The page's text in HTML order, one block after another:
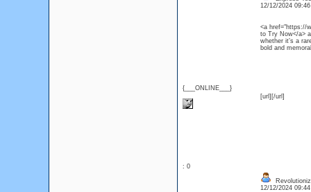
{___ONLINE___}
12/12/2024
<a href="https://
to Try Now</a>
whether it’s a
bold and
[url][/url]
: 0
12/12/2024